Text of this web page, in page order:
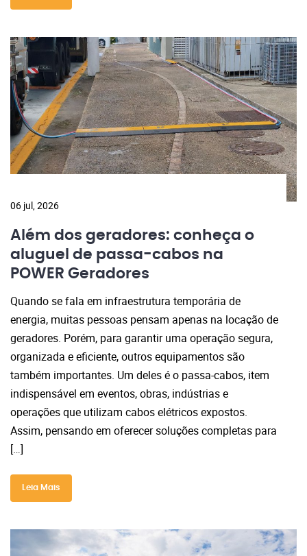
06 jul, 2026
Além dos geradores: conheça o
aluguel de passa-cabos na
POWER Geradores
Quando se fala em infraestrutura temporária de
energia, muitas pessoas pensam apenas na locação de
geradores. Porém, para garantir uma operação segura,
organizada e eficiente, outros equipamentos são
também importantes. Um deles é o passa-cabos, item
indispensável em eventos, obras, indústrias e
operações que utilizam cabos elétricos expostos.
Assim, pensando em oferecer soluções completas para
[…]
Leia Mais